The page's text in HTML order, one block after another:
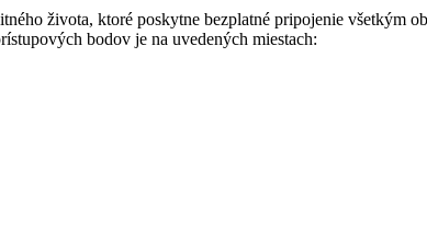
života, ktoré poskytne bezplatné pripojenie všetkým
bodov je na uvedených miestach: